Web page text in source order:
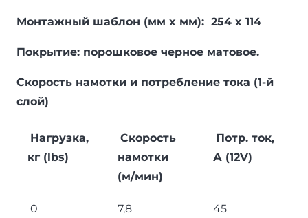
Монтажный шаблон (мм x мм): 254 x 114
Покрытие: порошковое черное матовое.
Скорость намотки и потребление тока (1-й
слой)
Нагрузка,
кг (lbs)
Скорость
намотки
(м/мин)
Потр. ток,
А (12V)
0 7,8 45